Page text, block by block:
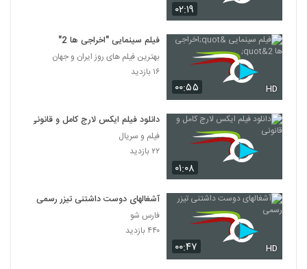
۰۲:۱۹
۰۰:۵۵ HD
فیلم سینمایی "اخراجی ها 2"
بهترین فیلم های روز ایران و جهان
۱۶ بازدید
۰۱:۰۸
دانلود فیلم ایکس لارج کامل و قانونی
فیلم و سریال
۲۲ بازدید
۰۰:۴۷ HD
آشغالهای دوست داشتنی تیزر رسمی
فارس شو
۴۴۰ بازدید